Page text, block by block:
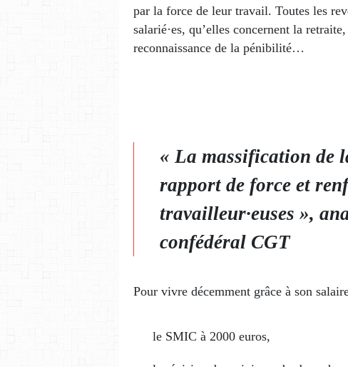
par la force de leur travail. Toutes les
salarié·es, qu’elles concernent la
reconnaissance de la pénibilité…
« La massification de
rapport de force et
travailleur·euses »,
confédéral CGT
Pour vivre décemment grâce à son
le SMIC à 2000 euros,